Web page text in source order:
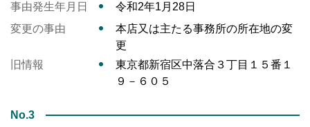
事由発生年月日
令和2年1月28日
変更の事由
本店又は主たる事務所の所在地の変
更
旧情報
東京都新宿区中落合３丁目１５番１
９－６０５
No.3